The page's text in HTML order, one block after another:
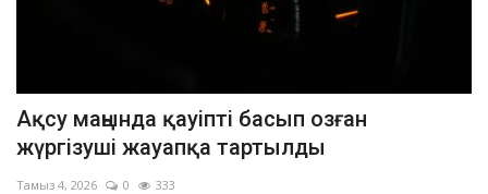
Ақсу маңында қауіпті басып озған
жүргізуші жауапқа тартылды
Тамыз 4, 2026 0 333